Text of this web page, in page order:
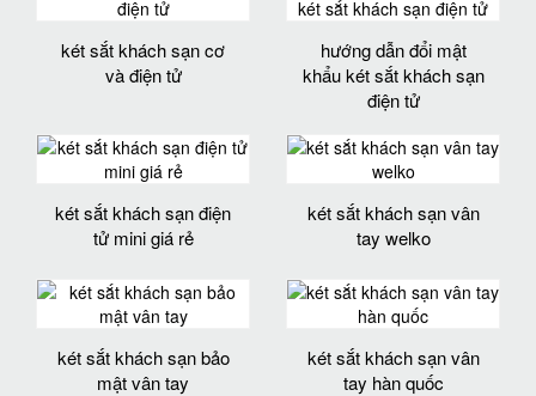
két sắt khách sạn cơ
và điện tử
hướng dẫn đổi mật
khẩu két sắt khách sạn
điện tử
két sắt khách sạn điện
tử mini giá rẻ
két sắt khách sạn vân
tay welko
két sắt khách sạn bảo
mật vân tay
két sắt khách sạn vân
tay hàn quốc